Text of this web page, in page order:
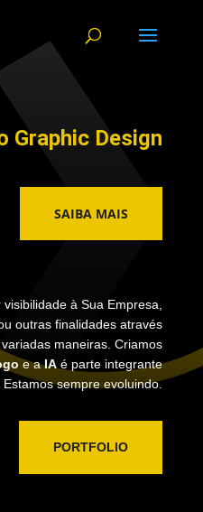
Graphic Design
SAIBA MAIS
à Sua Empresa,
outras finalidades através
maneiras. Criamos
e aIA é parte integrante
sempre evoluindo.
PORTFOLIO